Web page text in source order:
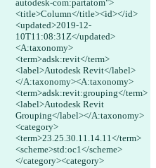
autodesk-com:partatom">
<title>Column</title><id></id>
<updated>2019-12-
10T11:08:31Z</updated>
<A:taxonomy>
<term>adsk:revit</term>
<label>Autodesk Revit</label>
</A:taxonomy><A:taxonomy>
<term>adsk:revit:grouping</term>
<label>Autodesk Revit
Grouping</label></A:taxonomy>
<category>
<term>23.25.30.11.14.11</term>
<scheme>std:oc1</scheme>
</category><category>
Abrir archivo
Abrir archivo